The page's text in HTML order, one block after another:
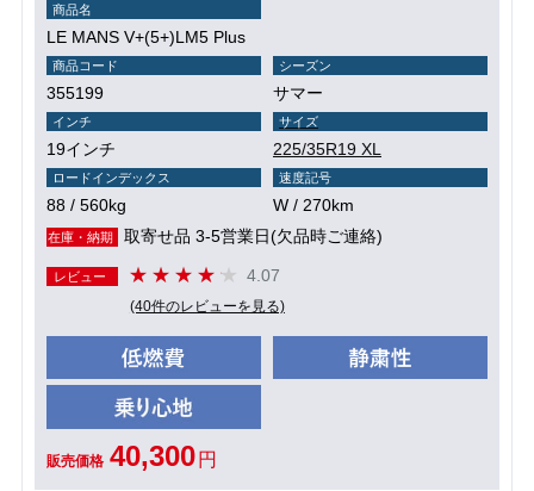
商品名
LE MANS V+(5+)LM5 Plus
商品コード
355199
シーズン
サマー
インチ
19インチ
サイズ
225/35R19 XL
ロードインデックス
88 / 560kg
速度記号
W / 270km
在庫・納期 取寄せ品 3-5営業日(欠品時ご連絡)
レビュー 4.07
(40件のレビューを見る)
販売価格 40,300 円